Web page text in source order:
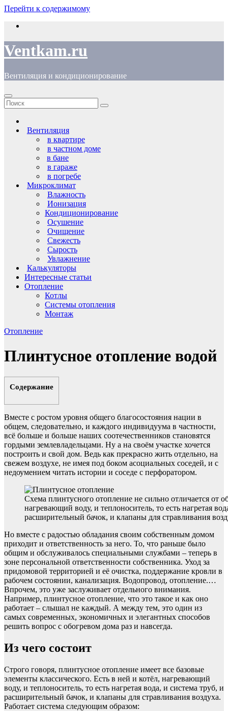
Перейти к содержимому
Ventkam.ru
Вентиляция и кондиционирование
Вентиляция
в квартире
в частном доме
в бане
в гараже
в погребе
Микроклимат
Влажность
Ионизация
Кондиционирование
Осушение
Очищение
Свежесть
Сырость
Увлажнение
Калькуляторы
Интересные статьи
Отопление
Котлы
Системы отопления
Монтаж
Отопление
Плинтусное отопление водой
Содержание
Вместе с ростом уровня общего благосостояния нации в
общем, следовательно, и каждого индивидуума в частности,
всё больше и больше наших соотечественников становятся
гордыми землевладельцами. Ну а на своём участке хочется
построить и свой дом. Ведь как прекрасно жить отдельно, на
свежем воздухе, не имея под боком асоциальных соседей, и с
недоумением читать истории и соседе с перфоратором.
Схема плинтусного отопление не сильно отличается от
нагревающий воду, и теплоноситель, то есть нагретая
расширительный бачок, и клапаны для стравливания
Но вместе с радостью обладания своим собственным домом
приходит и ответственность за него. То, что раньше было
общим и обслуживалось специальными службами – теперь в
зоне персональной ответственности собственника. Уход за
придомовой территорией и её очистка, поддержание кровли в
рабочем состоянии, канализация. Водопровод, отопление.…
Впрочем, это уже заслуживает отдельного внимания.
Например, плинтусное отопление, что это такое и как оно
работает – слышал не каждый. А между тем, это один из
самых современных, экономичных и элегантных способов
решить вопрос с обогревом дома раз и навсегда.
Из чего состоит
Строго говоря, плинтусное отопление имеет все базовые
элементы классического. Есть в ней и котёл, нагревающий
воду, и теплоноситель, то есть нагретая вода, и система труб, и
расширительный бачок, и клапаны для стравливания воздуха.
Работает система следующим образом: